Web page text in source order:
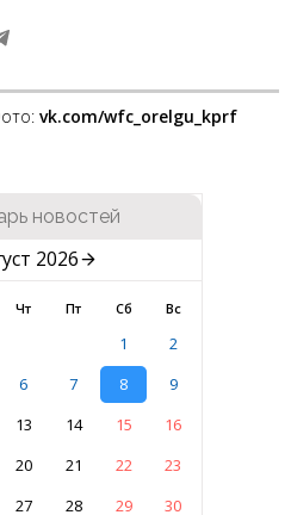
vk.com/wfc_orelgu_kprf
новостей
2026
Чт Пт Сб Вс
1
2
6 7 8
9
13 14 15
16
20 21 22
23
27 28 29 30